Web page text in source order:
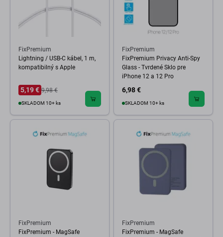
FixPremium
Lightning / USB-C kábel, 1 m,
kompatibilný s Apple
5,19 € 9,98 €
SKLADOM 10+ ks
FixPremium
FixPremium Privacy Anti-Spy
Glass - Tvrdené Sklo pre
iPhone 12 a 12 Pro
6,98 €
SKLADOM 10+ ks
FixPremium
FixPremium - MagSafe
FixPremium
FixPremium - MagSafe